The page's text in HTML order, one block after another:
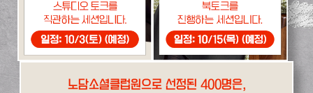
노담소셜클럽원으로 선정된 400명은,